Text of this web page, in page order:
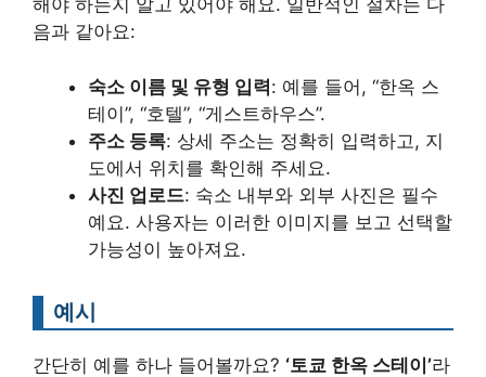
해야 하는지 알고 있어야 해요. 일반적인 절차는 다
음과 같아요:
숙소 이름 및 유형 입력: 예를 들어, “한옥 스
테이”, “호텔”, “게스트하우스”.
주소 등록: 상세 주소는 정확히 입력하고, 지
도에서 위치를 확인해 주세요.
사진 업로드: 숙소 내부와 외부 사진은 필수
예요. 사용자는 이러한 이미지를 보고 선택할
가능성이 높아져요.
예시
간단히 예를 하나 들어볼까요? ‘토쿄 한옥 스테이’라